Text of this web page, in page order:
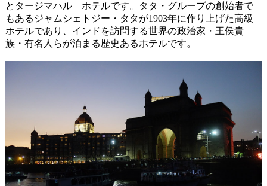
とタージマハル ホテルです。タタ・グループの創始者で
もあるジャムシェトジー・タタが1903年に作り上げた高級
ホテルであり、インドを訪問する世界の政治家・王侯貴
族・有名人らが泊まる歴史あるホテルです。